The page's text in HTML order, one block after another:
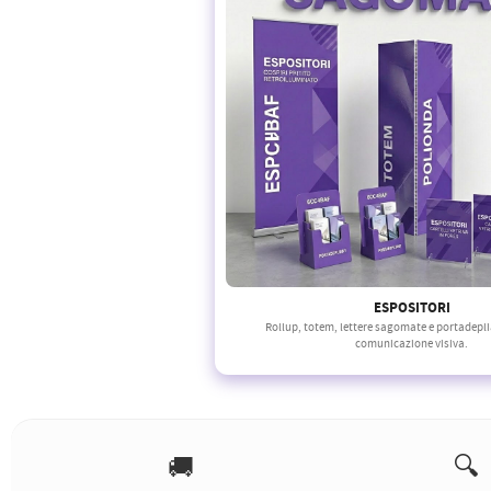
ESPOSITORI
Rollup, totem, lettere sagomate e
comunicazione visiva.
🚚 🔍